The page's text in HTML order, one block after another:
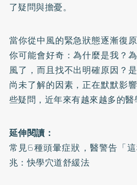
了疑問與擔憂。
當你從中風的緊急狀態逐漸復
你可能會好奇：為什麼是我？
風了，而且找不出明確原因？
尚未了解的因素，正在默默影
些疑問，近年來有越來越多的醫
延伸閱讀：
常見6種頭暈症狀，醫警告「
兆：快學穴道舒緩法